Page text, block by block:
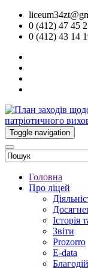
0 (412) 47 45
0 (412) 43 14
Toggle navigation
Головна
Про ліцей
Історія
Звіти
Prozorro
E-data